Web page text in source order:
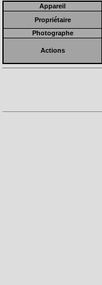
Appareil
Propriétaire
Photographe
Actions